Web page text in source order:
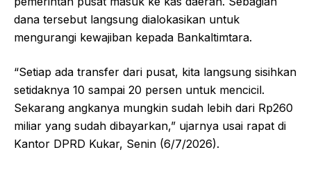
dana tersebut langsung dialokasikan untuk
mengurangi kewajiban kepada Bankaltimtara.
“Setiap ada transfer dari pusat, kita langsung sisihkan
setidaknya 10 sampai 20 persen untuk mencicil.
Sekarang angkanya mungkin sudah lebih dari Rp260
miliar yang sudah dibayarkan,” ujarnya usai rapat di
Kantor DPRD Kukar, Senin (6/7/2026).